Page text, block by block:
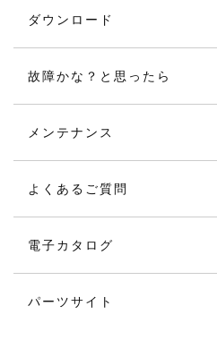
ダウンロード
故障かな？と思ったら
メンテナンス
よくあるご質問
電子カタログ
パーツサイト